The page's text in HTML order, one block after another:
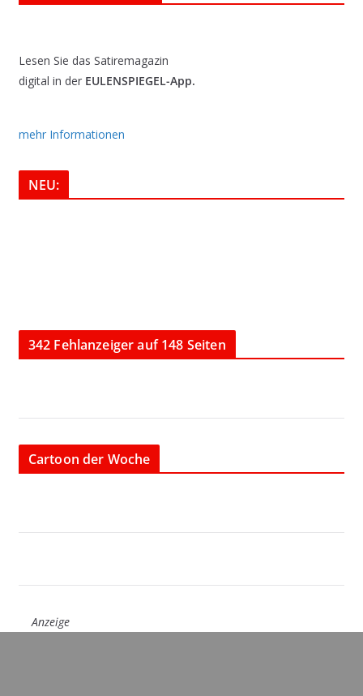
Lesen Sie das Satiremagazin
digital in der EULENSPIEGEL-App.
mehr Informationen
NEU:
342 Fehlanzeiger auf 148 Seiten
Cartoon der Woche
Anzeige